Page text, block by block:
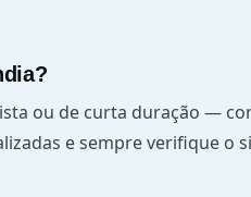
ou de curta duração —
e sempre verifique o